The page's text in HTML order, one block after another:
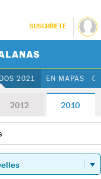
SUSCRÍBETE
2021 EN MAPAS
2012 2010